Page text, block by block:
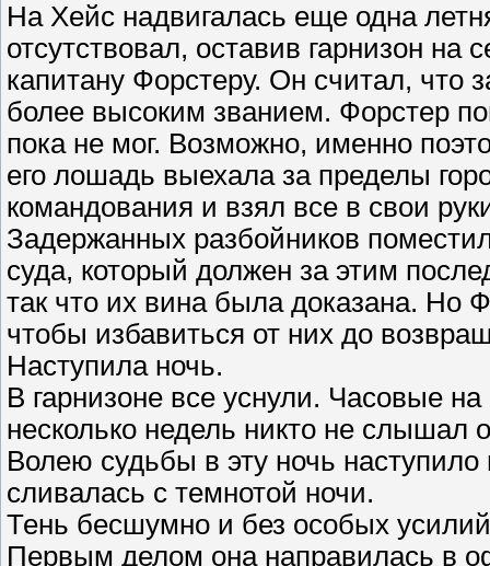
На Хейс надвигалась еще одна
отсутствовал, оставив гарнизон
капитану Форстеру. Он считал, что
более высоким званием. Форстер
пока не мог. Возможно, именно
его лошадь выехала за пределы
командования и взял все в свои
Задержанных разбойников
суда, который должен за этим
так что их вина была доказана. Но
чтобы избавиться от них до
Наступила ночь.
В гарнизоне все уснули. Часовые
несколько недель никто не слышал
Волею судьбы в эту ночь
сливалась с темнотой ночи.
Тень бесшумно и без особых
Первым делом она направилась в